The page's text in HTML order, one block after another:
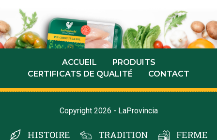
ACCUEIL
PRODUITS
CERTIFICATS DE QUALITÉ
CONTACT
Copyright 2026 - LaProvincia
HISTOIRE TRADITION
FERME